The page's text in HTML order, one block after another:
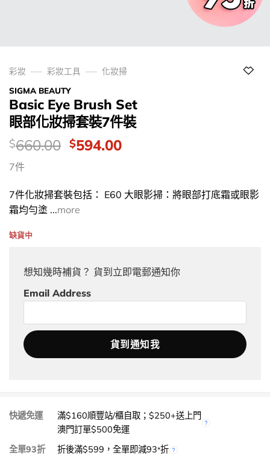
彩妝 彩妝工具
化妝掃
SIGMA BEAUTY
Basic Eye Brush Set
眼部化妝掃套裝7件裝
價
錢：
$660.00 Original
$660.00.
$594.00Current
$594.00.
7件
7件化妝掃套裝包括： E60 大眼影掃：將眼部打底霜或眼影
霜均勻塗 ...more
缺貨中
想知幾時補貨？ 貨到立即電郵通知你
Email Address
快遞免運
滿$160順豐站/櫃自取；$250+送上門
澳門訂單$500免運
全單93折
折後滿$599，全單即減93*折